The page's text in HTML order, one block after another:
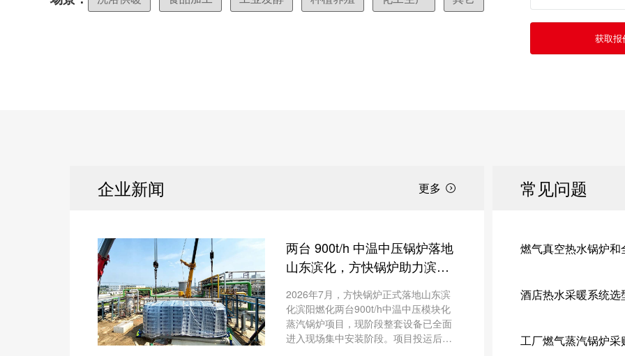
企业新闻 更多
两台 900t/h 中温中压锅炉落地
山东滨化，方快锅炉助力滨阳
2026年7月，方快锅炉正式落地山东滨
化滨阳燃化两台900t/h中温中压模块化
蒸汽锅炉项目，现阶段整套设备已全面
进入现场集中安装阶段。项目投运后，
常见问题
燃气真空热水锅炉
- 方快锅炉
酒店热水采暖系统
工厂燃气蒸汽锅炉采